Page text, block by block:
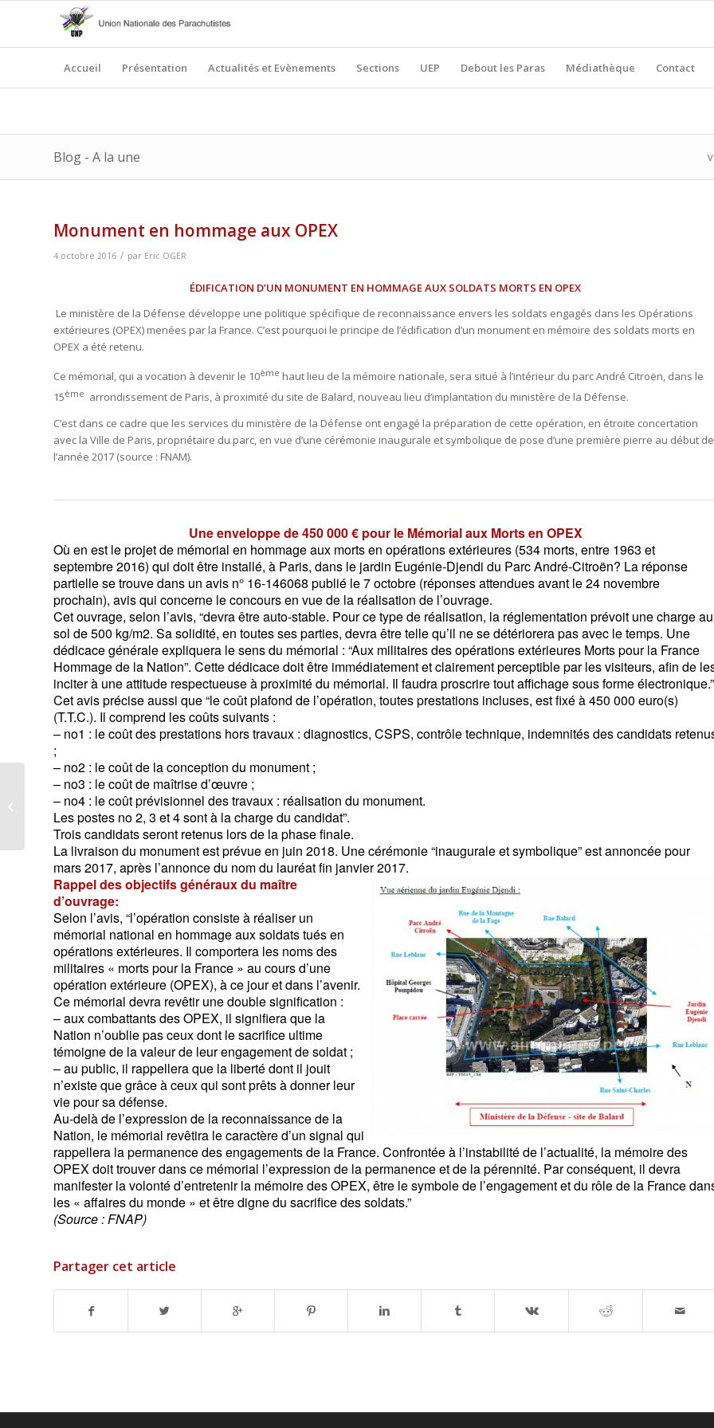
Accueil Présentation Actualités et Evènements Sections UEP Debout les Paras Médiathèque Contact
Blog - A la une
Monument en hommage aux OPEX
4 octobre 2016 / par Eric OGER
ÉDIFICATION D’UN MONUMENT EN HOMMAGE AUX SOLDATS MORTS EN OPEX
Le ministère de la Défense développe une politique spécifique de reconnaissance envers les soldats engagés dans les Opérations
extérieures (OPEX) menées par la France. C’est pourquoi le principe de l’édification d’un monument en mémoire des soldats morts en
OPEX a été retenu.
Ce mémorial, qui a vocation à devenir le 10ème haut lieu de la mémoire nationale, sera situé à l’intérieur du parc André Citroën, dans le
15ème arrondissement de Paris, à proximité du site de Balard, nouveau lieu d’implantation du ministère de la Défense.
C’est dans ce cadre que les services du ministère de la Défense ont engagé la préparation de cette opération, en étroite concertation
avec la Ville de Paris, propriétaire du parc, en vue d’une cérémonie inaugurale et symbolique de pose d’une première pierre au début de
l’année 2017 (source : FNAM).
Une enveloppe de 450 000 € pour le Mémorial aux Morts en OPEX
Où en est le projet de mémorial en hommage aux morts en opérations extérieures (534 morts, entre 1963 et
septembre 2016) qui doit être installé, à Paris, dans le jardin Eugénie-Djendi du Parc André-Citroën? La réponse
partielle se trouve dans un avis n° 16-146068 publié le 7 octobre (réponses attendues avant le 24 novembre
prochain), avis qui concerne le concours en vue de la réalisation de l’ouvrage.
Cet ouvrage, selon l’avis, “devra être auto-stable. Pour ce type de réalisation, la réglementation prévoit une charge au
sol de 500 kg/m2. Sa solidité, en toutes ses parties, devra être telle qu’il ne se détériorera pas avec le temps. Une
dédicace générale expliquera le sens du mémorial : “Aux militaires des opérations extérieures Morts pour la France
Hommage de la Nation”. Cette dédicace doit être immédiatement et clairement perceptible par les visiteurs, afin de
inciter à une attitude respectueuse à proximité du mémorial. Il faudra proscrire tout affichage sous forme électronique.”
Cet avis précise aussi que “le coût plafond de l’opération, toutes prestations incluses, est fixé à 450 000 euro(s)
(T.T.C.). Il comprend les coûts suivants :
– no1 : le coût des prestations hors travaux : diagnostics, CSPS, contrôle technique, indemnités des candidats
;
– no2 : le coût de la conception du monument ;
– no3 : le coût de maîtrise d’œuvre ;
– no4 : le coût prévisionnel des travaux : réalisation du monument.
Les postes no 2, 3 et 4 sont à la charge du candidat”.
Trois candidats seront retenus lors de la phase finale.
La livraison du monument est prévue en juin 2018. Une cérémonie “inaugurale et symbolique” est annoncée pour
mars 2017, après l’annonce du nom du lauréat fin janvier 2017.
Rappel des objectifs généraux du maître
d’ouvrage:
Selon l’avis, “l’opération consiste à réaliser un
mémorial national en hommage aux soldats tués en
opérations extérieures. Il comportera les noms des
militaires « morts pour la France » au cours d’une
opération extérieure (OPEX), à ce jour et dans l’avenir.
Ce mémorial devra revêtir une double signification :
– aux combattants des OPEX, il signifiera que la
Nation n’oublie pas ceux dont le sacrifice ultime
témoigne de la valeur de leur engagement de soldat ;
– au public, il rappellera que la liberté dont il jouit
n’existe que grâce à ceux qui sont prêts à donner leur
vie pour sa défense.
Au-delà de l’expression de la reconnaissance de la
Nation, le mémorial revêtira le caractère d’un signal qui
rappellera la permanence des engagements de la France. Confrontée à l’instabilité de l’actualité, la mémoire des
OPEX doit trouver dans ce mémorial l’expression de la permanence et de la pérennité. Par conséquent, il devra
manifester la volonté d’entretenir la mémoire des OPEX, être le symbole de l’engagement et du rôle de la France
les « affaires du monde » et être digne du sacrifice des soldats.”
(Source : FNAP)
Partager cet article
Message du Général
Caille, Président
national